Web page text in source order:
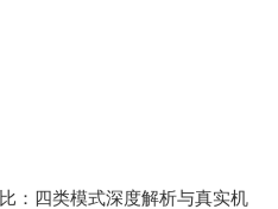
：四类模式深度解析与真实机